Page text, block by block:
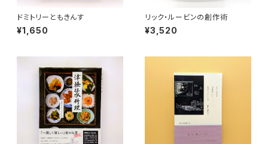
ドミトリーともきんす
¥1,650
リック・ルービンの創作術
¥3,520